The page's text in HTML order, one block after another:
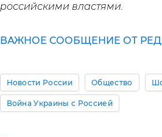
российскими властями.
ВАЖНОЕ СООБЩЕНИЕ ОТ
Новости России Общество
Война Украины с Россией